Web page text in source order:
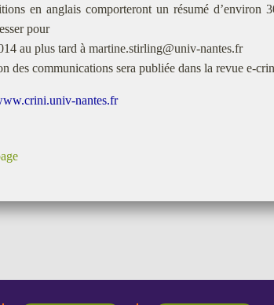
en anglais comporteront un résumé d’environ
pour
au plus tard à martine.stirling@univ-nantes.fr
des communications sera publiée dans la revue e-
nantes.fr